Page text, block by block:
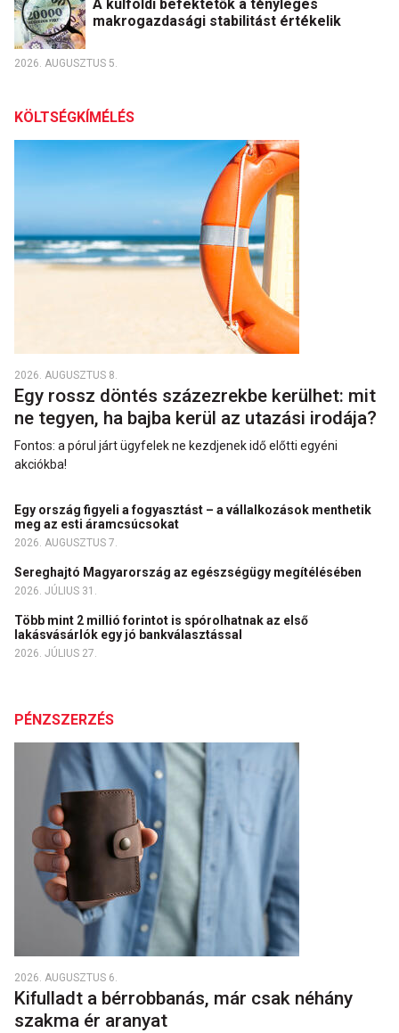
A külföldi befektetők a tényleges
makrogazdasági stabilitást értékelik
2026. AUGUSZTUS 5.
KÖLTSÉGKÍMÉLÉS
2026. AUGUSZTUS 8.
Egy rossz döntés százezrekbe kerülhet: mit
ne tegyen, ha bajba kerül az utazási irodája?
Fontos: a pórul járt ügyfelek ne kezdjenek idő előtti egyéni
akciókba!
Egy ország figyeli a fogyasztást – a vállalkozások menthetik
meg az esti áramcsúcsokat
2026. AUGUSZTUS 7.
Sereghajtó Magyarország az egészségügy megítélésében
2026. JÚLIUS 31.
Több mint 2 millió forintot is spórolhatnak az első
lakásvásárlók egy jó bankválasztással
2026. JÚLIUS 27.
PÉNZSZERZÉS
2026. AUGUSZTUS 6.
Kifulladt a bérrobbanás, már csak néhány
szakma ér aranyat